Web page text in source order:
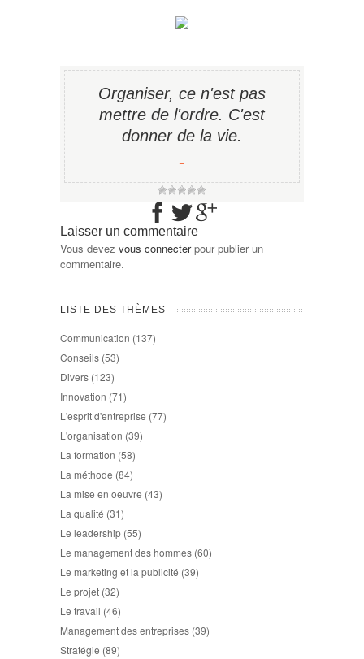
Organiser, ce n'est pas
mettre de l'ordre. C'est
donner de la vie.
−
Laisser un commentaire
Vous devez vous connecterpour publier un
commentaire.
LISTE DES THÈMES
Communication (137)
Conseils (53)
Divers (123)
Innovation (71)
L'esprit d'entreprise (77)
L'organisation (39)
La formation (58)
La méthode (84)
La mise en oeuvre (43)
La qualité (31)
Le leadership (55)
Le management des hommes (60)
Le marketing et la publicité (39)
Le projet (32)
Le travail (46)
Management des entreprises (39)
Stratégie (89)